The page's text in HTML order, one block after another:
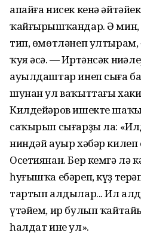
апайға нисек кенә
ҡайғырышҡандар. Ә мин,
тип, өмөтләнеп
ҡуя әсә. — Иртәнсәк
ауылдаштар инеп сыға
шунан ул ваҡыттағы
Килдейәров ишекте
саҡырып сығарҙы ла:
ниндәй ауыр хәбәр килеп
Осетиянан. Бер кемгә лә
һуғышҡа ебәреп, күҙ
тартып алдылар... Ил
үтәйем, ир булып
һалдат ине ул».